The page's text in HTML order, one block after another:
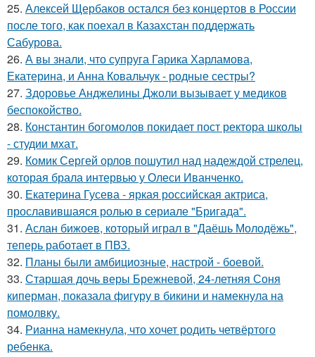
25. Алексей Щербаков остался без концертов в России
после того, как поехал в Казахстан поддержать
Сабурова.
26. А вы знали, что супруга Гарика Харламова,
Екатерина, и Анна Ковальчук - родные сестры?
27. Здоровье Анджелины Джоли вызывает у медиков
беспокойство.
28. Константин богомолов покидает пост ректора школы
- студии мхат.
29. Комик Сергей орлов пошутил над надеждой стрелец,
которая брала интервью у Олеси Иванченко.
30. Екатерина Гусева - яркая российская актриса,
прославившаяся ролью в сериале "Бригада".
31. Аслан бижоев, который играл в "Даёшь Молодёжь",
теперь работает в ПВЗ.
32. Планы были амбициозные, настрой - боевой.
33. Старшая дочь веры Брежневой, 24-летняя Соня
киперман, показала фигуру в бикини и намекнула на
помолвку.
34. Рианна намекнула, что хочет родить четвёртого
ребенка.